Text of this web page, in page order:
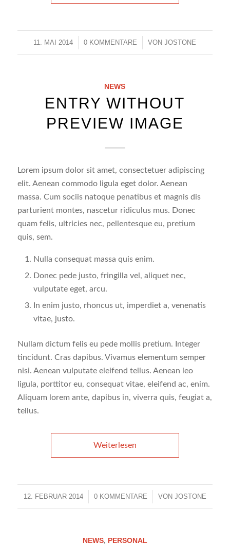
11. MAI 2014
/ 0 KOMMENTARE
/ VONJOSTONE
NEWS
ENTRY WITHOUT
PREVIEW IMAGE
Lorem ipsum dolor sit amet, consectetuer adipiscing
elit. Aenean commodo ligula eget dolor. Aenean
massa. Cum sociis natoque penatibus et magnis dis
parturient montes, nascetur ridiculus mus. Donec
quam felis, ultricies nec, pellentesque eu, pretium
quis, sem.
Nulla consequat massa quis enim.
Donec pede justo, fringilla vel, aliquet nec,
vulputate eget, arcu.
In enim justo, rhoncus ut, imperdiet a, venenatis
vitae, justo.
Nullam dictum felis eu pede mollis pretium. Integer
tincidunt. Cras dapibus. Vivamus elementum semper
nisi. Aenean vulputate eleifend tellus. Aenean leo
ligula, porttitor eu, consequat vitae, eleifend ac, enim.
Aliquam lorem ante, dapibus in, viverra quis, feugiat a,
tellus.
Weiterlesen
12. FEBRUAR 2014
/ 0 KOMMENTARE
/ VON JOSTONE
NEWS, PERSONAL